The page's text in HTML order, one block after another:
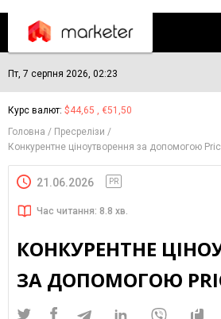
Пт, 7 серпня 2026, 02:23
Курс валют: $44,65 , €51,50
Головна
Пресрелізи
Конкурентне ціноутворення за допомогою
21.06.2026 PR
Час читання: 8.8 хв.
КОНКУРЕНТНЕ
ЗА ДОПОМОГОЮ